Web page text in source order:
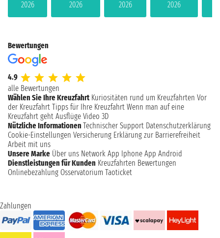
2026
2026
2026
2026
Bewertungen
4.9
alle Bewertungen
Wählen Sie Ihre Kreuzfahrt Kuriositäten rund um Kreuzfahrten Vor
der Kreuzfahrt Tipps für Ihre Kreuzfahrt Wenn man auf eine
Kreuzfahrt geht Ausflüge Video 3D
Nützliche Informationen Technischer Support Datenschutzerklärung
Cookie-Einstellungen Versicherung Erklärung zur Barrierefreiheit
Arbeit mit uns
Unsere Marke Über uns Network App Iphone App Android
Dienstleistungen für Kunden Kreuzfahrten Bewertungen
Onlinebezahlung Osservatorium Taoticket
Zahlungen